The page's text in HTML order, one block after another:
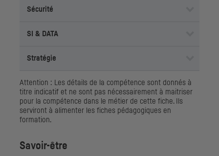
Sécurité
SI & DATA
Stratégie
Attention : Les détails de la compétence sont donnés à
titre indicatif et ne sont pas nécessairement à maitriser
pour la compétence dans le métier de cette fiche. Ils
serviront à alimenter les fiches pédagogiques en
formation.
Savoir-être